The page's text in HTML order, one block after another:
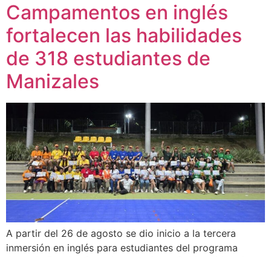
Campamentos en inglés
fortalecen las habilidades
de 318 estudiantes de
Manizales
A partir del 26 de agosto se dio inicio a la tercera
inmersión en inglés para estudiantes del programa